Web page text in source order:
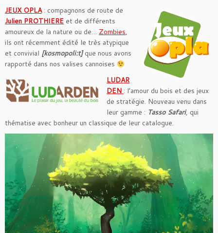
JEUX OPLA: compagnons de route de
Julien PROTHIERE et de différents
amoureux de la nature ou de… Zombies,
ils ont récemment édité le très atypique
et convivial [kosmopoli:t]que nous avons
rapporté dans nos valises cannoises
LUDAR
DEN : l’amour du bois et des jeux
de stratégie. Nouveau venu dans
leur gamme : Tasso Safari, qui
thématise avec bonheur un classique de leur catalogue.